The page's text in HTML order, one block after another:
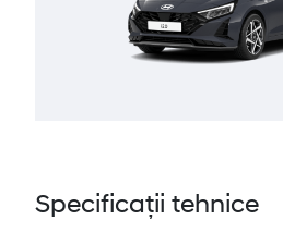
Specificații tehnice